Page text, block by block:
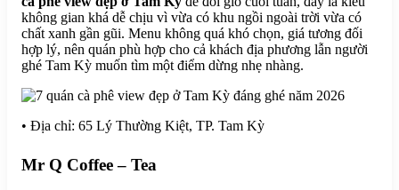
không gian khá dễ chịu vì vừa có khu ngồi ngoài trời vừa có
chất xanh gần gũi. Menu không quá khó chọn, giá tương đối
hợp lý, nên quán phù hợp cho cả khách địa phương lẫn người
ghé Tam Kỳ muốn tìm một điểm dừng nhẹ nhàng.
• Địa chỉ: 65 Lý Thường Kiệt, TP. Tam Kỳ
Mr Q Coffee – Tea